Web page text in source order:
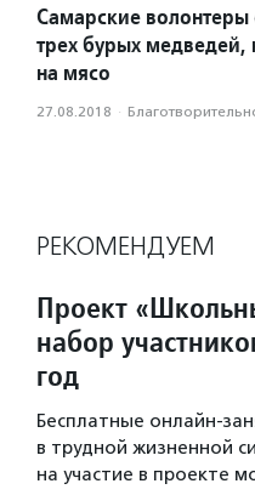
Самарские волонтеры
трех бурых медведей,
на мясо
27.08.2018 ·
РЕКОМЕНДУЕМ
Проект
набор
год
Бесплатные онлайн-
в трудной жизненной
на участие в проекте